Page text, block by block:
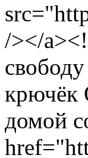
/></
крючёк
домой